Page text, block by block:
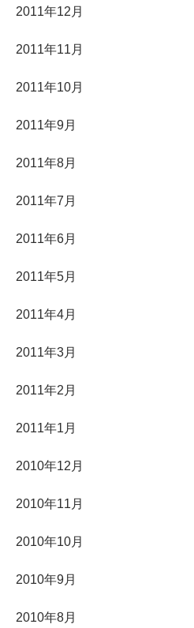
2011年12月
2011年11月
2011年10月
2011年9月
2011年8月
2011年7月
2011年6月
2011年5月
2011年4月
2011年3月
2011年2月
2011年1月
2010年12月
2010年11月
2010年10月
2010年9月
2010年8月